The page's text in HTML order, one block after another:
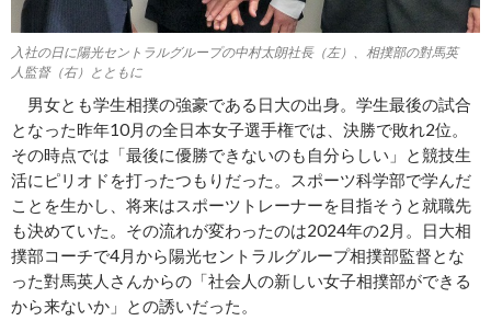
入社の日に陽光セントラルグループの中村太朗社長（左）、相撲部の對馬英
人監督（右）とともに
男女とも学生相撲の強豪である日大の出身。学生最後の試合
となった昨年10月の全日本女子選手権では、決勝で敗れ2位。
その時点では「最後に優勝できないのも自分らしい」と競技生
活にピリオドを打ったつもりだった。スポーツ科学部で学んだ
ことを生かし、将来はスポーツトレーナーを目指そうと就職先
も決めていた。その流れが変わったのは2024年の2月。日大相
撲部コーチで4月から陽光セントラルグループ相撲部監督とな
った對馬英人さんからの「社会人の新しい女子相撲部ができる
から来ないか」との誘いだった。